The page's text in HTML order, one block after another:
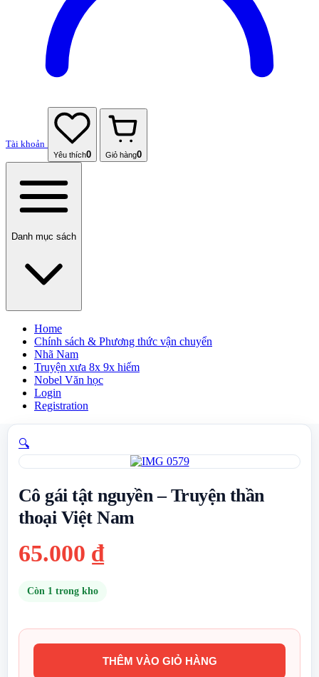
Tài khoản
Yêu thích0 Giỏ hàng0
Danh mục sách
Home
Chính sách & Phương thức vận chuyển
Nhã Nam
Truyện xưa 8x 9x hiếm
Nobel Văn học
Login
Registration
🔍
Cô gái tật nguyền – Truyện thần
thoại Việt Nam
65.000 ₫
Còn 1 trong kho
THÊM VÀO GIỎ HÀNG